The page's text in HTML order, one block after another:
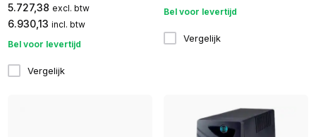
5.727,38 excl. btw
6.930,13 incl. btw
Bel voor levertijd
Vergelijk
Bel voor levertijd
Vergelijk